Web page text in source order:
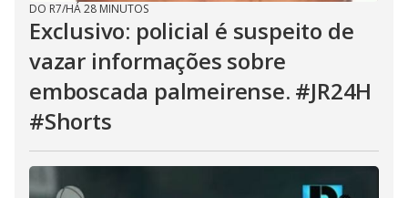
DO R7/HÁ 28 MINUTOS
Exclusivo: policial é suspeito de
vazar informações sobre
emboscada palmeirense. #JR24H
#Shorts